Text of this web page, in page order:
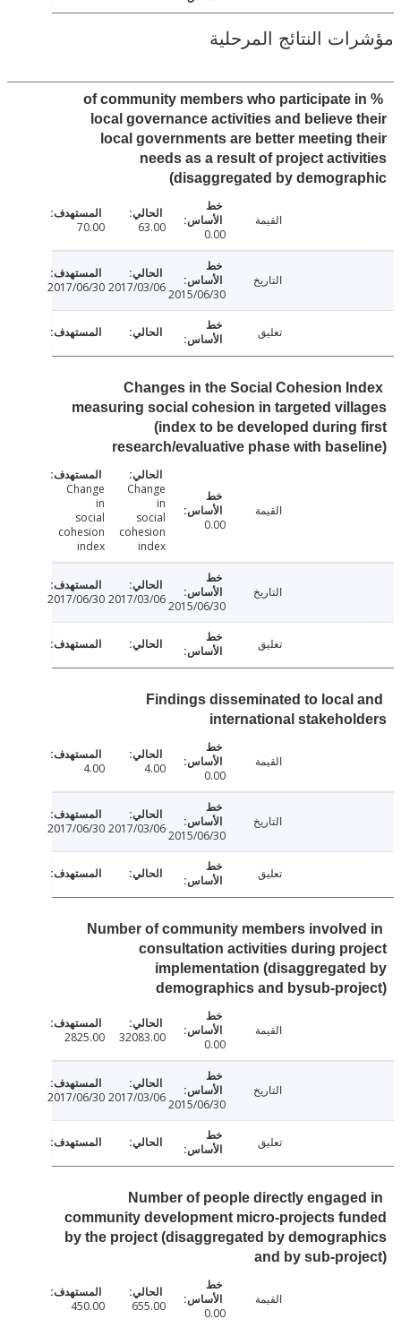
النتائج المرحلية
% of community members who participate
local governance activities and believe
local governments are better meeting
needs as a result of project
(disaggregated by
63.00
70.00
2015/06/30
2017/03/06
2017/06/30
Changes in the Social Cohesion
measuring social cohesion in targeted
(index to be developed
research/evaluative phase with
Change
in
social
cohesion
Change
social
cohesion
index
2015/06/30
2017/03/06
2017/06/30
Findings disseminated to local
international
4.00
4.00
2015/06/30
2017/03/06
2017/06/30
Number of community members
consultation activities during
implementation
demographics and bysub-
32083.00
2825.00
2015/06/30
2017/03/06
2017/06/30
Number of people directly
community development micro-projects
by the project (disaggregated by
and by sub-
655.00
450.00